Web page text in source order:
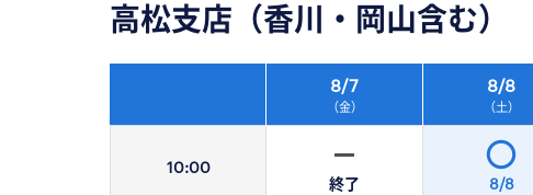
高松支店（香川・岡山含む）
10:00
8/7
（金）
8/8
（土）
終了 8/8